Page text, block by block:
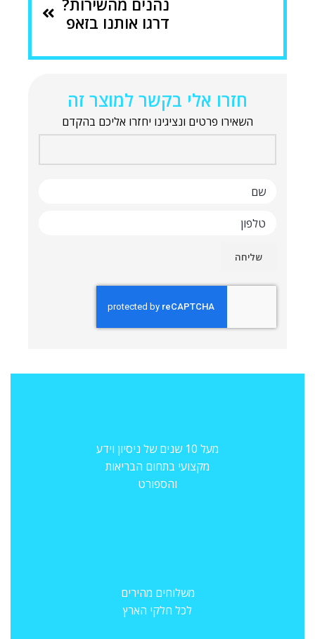
נהנים מהשירות?
דרגו אותנו בזאפ
חזרו אלי בקשר למוצר זה
השאירו פרטים ונציגינו יחזרו אליכם בהקדם
מעל 10 שנים של ניסיון וידע
מקצועי בתחום הבריאות
והספורט
משלוחים מהירים
לכל חלקי הארץ